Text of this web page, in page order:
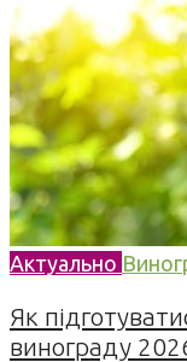
Актуально
Як
винограду